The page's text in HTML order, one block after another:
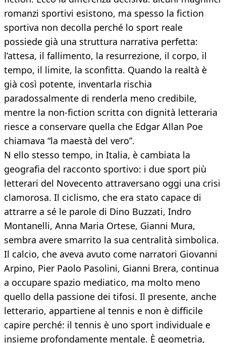
romanzi sportivi esistono, ma spesso la fiction
sportiva non decolla perché lo sport reale
possiede già una struttura narrativa perfetta:
l’attesa, il fallimento, la resurrezione, il corpo, il
tempo, il limite, la sconfitta. Quando la realtà è
già così potente, inventarla rischia
paradossalmente di renderla meno credibile,
mentre la non-fiction scritta con dignità letteraria
riesce a conservare quella che Edgar Allan Poe
chiamava “la maestà del vero”.
N ello stesso tempo, in Italia, è cambiata la
geografia del racconto sportivo: i due sport più
letterari del Novecento attraversano oggi una crisi
clamorosa. Il ciclismo, che era stato capace di
attrarre a sé le parole di Dino Buzzati, Indro
Montanelli, Anna Maria Ortese, Gianni Mura,
sembra avere smarrito la sua centralità simbolica.
Il calcio, che aveva avuto come narratori Giovanni
Arpino, Pier Paolo Pasolini, Gianni Brera, continua
a occupare spazio mediatico, ma molto meno
quello della passione dei tifosi. Il presente, anche
letterario, appartiene al tennis e non è difficile
capire perché: il tennis è uno sport individuale e
insieme profondamente mentale. È geometria,